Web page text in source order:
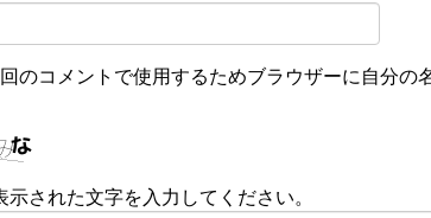
のコメントで使用するためブラウザーに自分の
示された文字を入力してください。